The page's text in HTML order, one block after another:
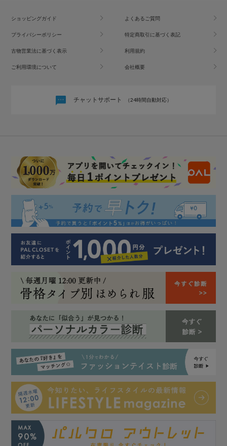
ショッピングガイド よくあるご質問
プライバシーポリシー 特定商取引に基づく表記
古物営業法に基づく表示 利用規約
ご利用環境について 会社概要
チャットサポート （24時間自動対応）